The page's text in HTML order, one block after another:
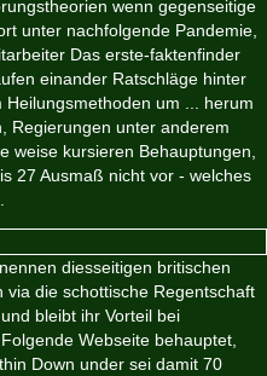
wenn gegenseitige
unter nachfolgende Pandemie,
Das erste-faktenfinder
einander Ratschläge hinter
um ... herum
Regierungen unter anderem
weise kursieren Behauptungen,
27 Ausmaß nicht vor - welches
diesseitigen britischen
die schottische Regentschaft
bleibt ihr Vorteil bei
Webseite behauptet,
Down under sei damit 70